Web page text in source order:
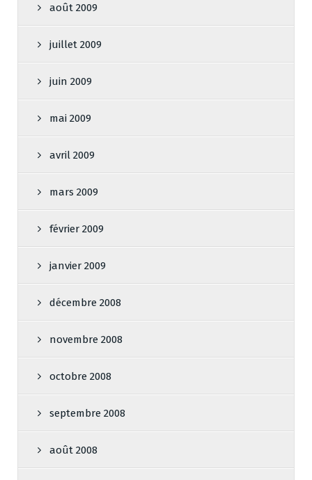
août 2009
juillet 2009
juin 2009
mai 2009
avril 2009
mars 2009
février 2009
janvier 2009
décembre 2008
novembre 2008
octobre 2008
septembre 2008
août 2008